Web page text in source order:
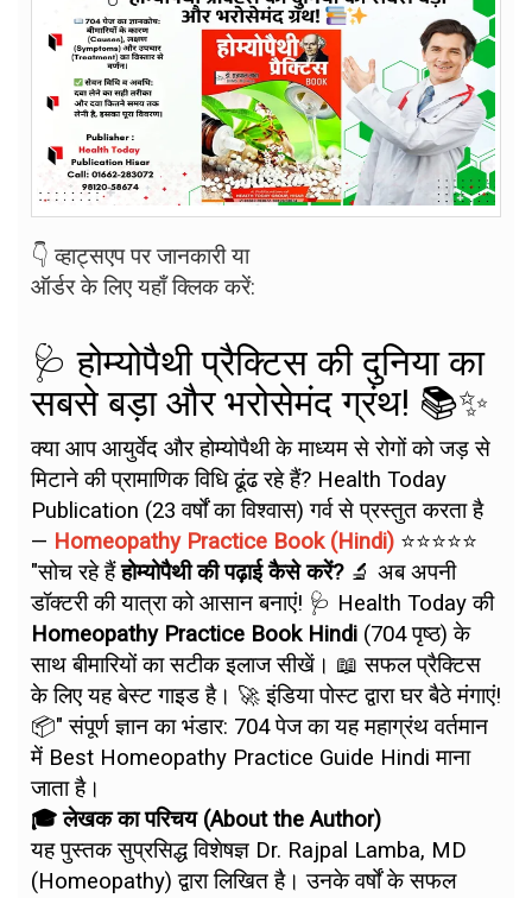
👇 व्हाट्सएप पर जानकारी या
ऑर्डर के लिए यहाँ क्लिक करें:
🩺 होम्योपैथी प्रैक्टिस की दुनिया का
सबसे बड़ा और भरोसेमंद ग्रंथ! 📚✨
क्या आप आयुर्वेद और होम्योपैथी के माध्यम से रोगों को जड़ से
मिटाने की प्रामाणिक विधि ढूंढ रहे हैं? Health Today
Publication (23 वर्षों का विश्वास) गर्व से प्रस्तुत करता है
— Homeopathy Practice Book (Hindi) ⭐⭐⭐⭐⭐
"सोच रहे हैंहोम्योपैथी की पढ़ाई कैसे करें?🔬 अब अपनी
डॉक्टरी की यात्रा को आसान बनाएं! 🩺 Health Today की
Homeopathy Practice Book Hindi (704 पृष्ठ) के
साथ बीमारियों का सटीक इलाज सीखें। 📖 सफल प्रैक्टिस
के लिए यह बेस्ट गाइड है। 🚀 इंडिया पोस्ट द्वारा घर बैठे मंगाएं!
📦" संपूर्ण ज्ञान का भंडार: 704 पेज का यह महाग्रंथ वर्तमान
में Best Homeopathy Practice Guide Hindi माना
जाता है।
🎓 लेखक का परिचय (About the Author)
यह पुस्तक सुप्रसिद्ध विशेषज्ञ Dr. Rajpal Lamba, MD
(Homeopathy) द्वारा लिखित है। उनके वर्षों के सफल